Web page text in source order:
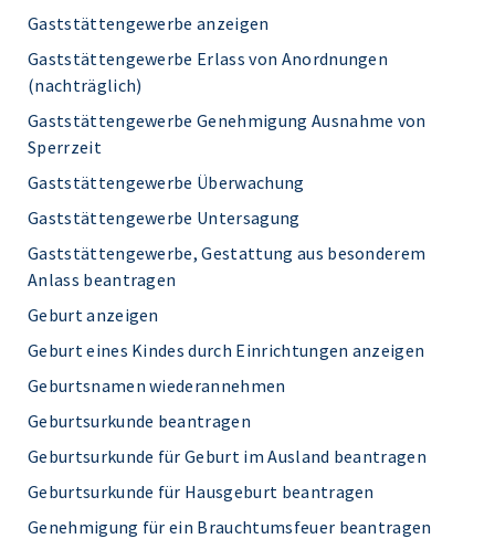
Gaststättengewerbe anzeigen
Gaststättengewerbe Erlass von Anordnungen
(nachträglich)
Gaststättengewerbe Genehmigung Ausnahme von
Sperrzeit
Gaststättengewerbe Überwachung
Gaststättengewerbe Untersagung
Gaststättengewerbe, Gestattung aus besonderem
Anlass beantragen
Geburt anzeigen
Geburt eines Kindes durch Einrichtungen anzeigen
Geburtsnamen wiederannehmen
Geburtsurkunde beantragen
Geburtsurkunde für Geburt im Ausland beantragen
Geburtsurkunde für Hausgeburt beantragen
Genehmigung für ein Brauchtumsfeuer beantragen